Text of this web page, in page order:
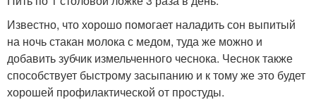
Известно, что хорошо помогает наладить сон выпитый
на ночь стакан молока с медом, туда же можно и
добавить зубчик измельченного чеснока. Чеснок также
способствует быстрому засыпанию и к тому же это будет
хорошей профилактической от простуды.